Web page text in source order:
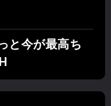
と今が最高ち